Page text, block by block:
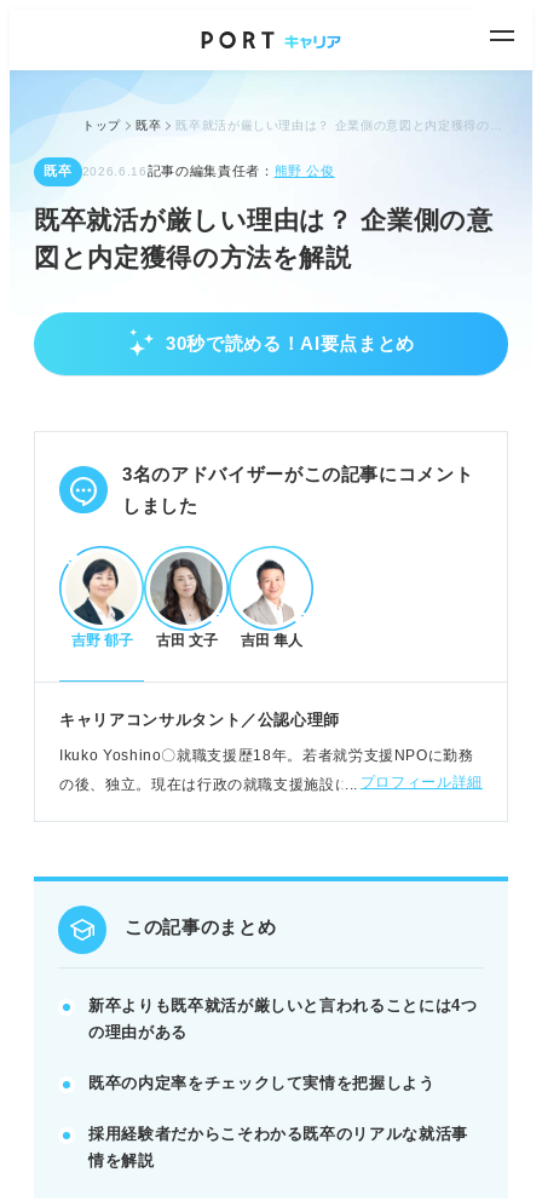
トップ 既卒
既卒 2026.6.16記事の編集責任者： 熊野 公俊
既卒就活が厳しい理由は？ 企業側の意
図と内定獲得の方法を解説
30秒で読める！AI要点まとめ
既卒就活の現状と企業評価のポイント
る。
POINT：2023年度の既卒内定率は34.8%と新卒より
内定獲得へ！既卒就活を突破する対策
る。
既卒就活に強いエージェントを活用し相談相手を見
志望分野に活かせる資格やスキルを身に付ける。
を積む視点も持つ。
既卒だからこそ活かせる強みと成功の秘訣
空白期間で得た自己成長やスキルを具体的に伝え
挫折を乗り越えた経験をポジティブにアピールす
る。
例：「準備不足の反省を活かし、自己分析や業界研
3名のアドバイザーがこの記事にコメント
しました
吉野 郁子 古田 文子 吉田 隼人
キャリアコンサルタント／公認心理師
Ikuko Yoshino〇就職支援歴18年。若者就労支援NPOに勤務
の後、独立。現在は行政の就職支援施設にて、学生/既卒/フリ
プロフィール詳細
この記事のまとめ
新卒よりも既卒就活が厳しいと言われることには4つ
の理由がある
既卒の内定率をチェックして実情を把握しよう
採用経験者だからこそわかる既卒のリアルな就活事
情を解説